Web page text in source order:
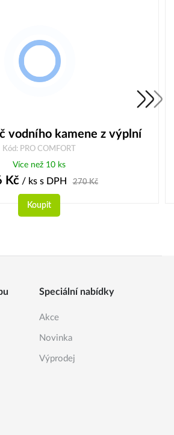
vodního kamene z výplní
Kód: PRO COMFORT
Více než 10 ks
Kč/ ks s DPH 270Kč
Koupit
Speciální nabídky
Akce
Novinka
Výprodej